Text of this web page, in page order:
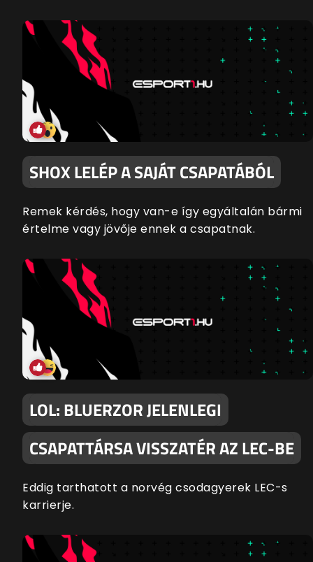
SHOX LELÉP A SAJÁT CSAPATÁBÓL
Remek kérdés, hogy van-e így egyáltalán bármi
értelme vagy jövője ennek a csapatnak.
LOL: BLUERZOR JELENLEGI
CSAPATTÁRSA VISSZATÉR AZ LEC-BE
Eddig tarthatott a norvég csodagyerek LEC-s
karrierje.